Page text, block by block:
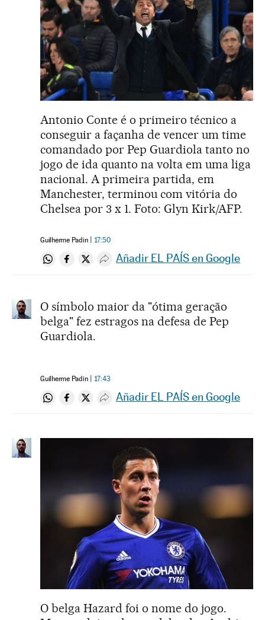
Antonio Conte é o primeiro técnico a
conseguir a façanha de vencer um time
comandado por Pep Guardiola tanto no
jogo de ida quanto na volta em uma liga
nacional. A primeira partida, em
Manchester, terminou com vitória do
Chelsea por 3 x 1. Foto: Glyn Kirk/AFP.
Guilherme Padin 17:50
Compartir en Whatsapp
Compartir en Facebook
Compartir en Twitter
Desplegar Redes Sociales
Añadir EL PAÍS en Google
O símbolo maior da "ótima geração
belga" fez estragos na defesa de Pep
Guardiola.
Guilherme Padin 17:43
Compartir en Whatsapp
Compartir en Facebook
Compartir en Twitter
Desplegar Redes Sociales
Añadir EL PAÍS en Google
O belga Hazard foi o nome do jogo.